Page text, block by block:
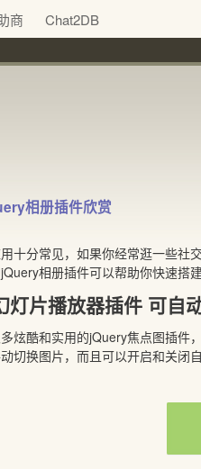
商 Chat2DB
相册插件欣赏
十分常见，如果你经常逛一些社
相册插件可以帮助你快速搭
片播放器插件 可自
炫酷和实用的jQuery焦点图插件
切换图片，而且可以开启和关闭